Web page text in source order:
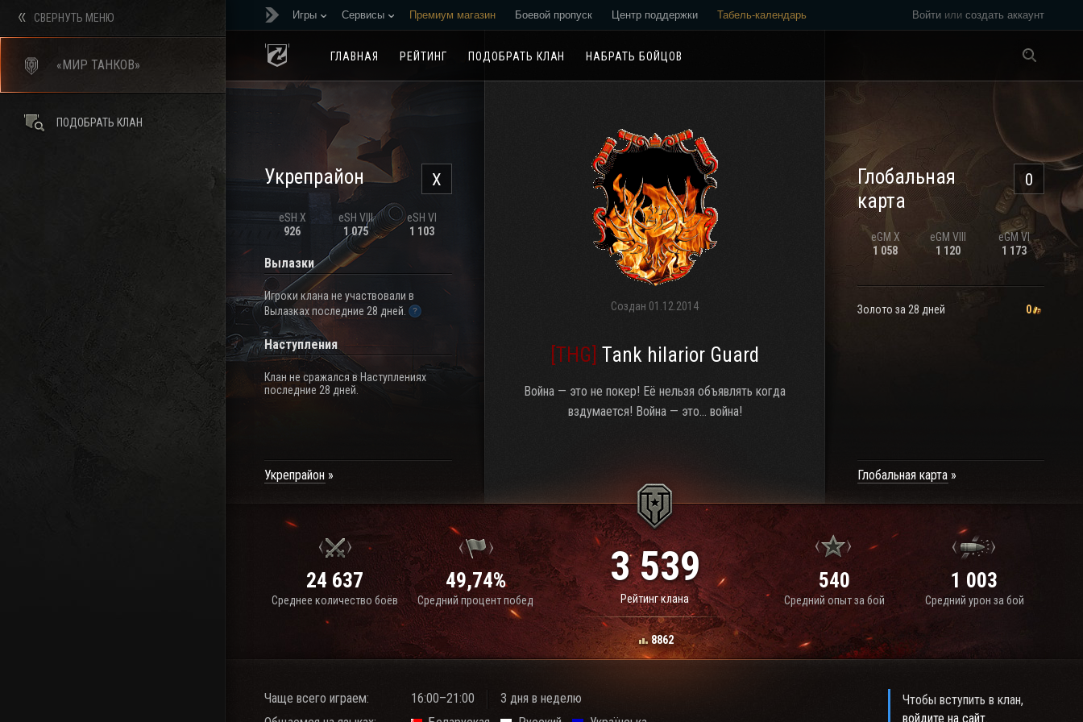
Войти или создать аккаунт
Игры Сервисы Премиум магазин Боевой пропуск Центр поддержки Табель-календарь
ГЛАВНАЯ РЕЙТИНГ ПОДОБРАТЬ КЛАН НАБРАТЬ БОЙЦОВ
X
Укрепрайон
eSH X
926
eSH VIII
1 075
eSH VI
1 103
Вылазки
Игроки клана не участвовали в
Вылазках последние 28 дней.
Наступления
Клан не сражался в Наступлениях
последние 28 дней.
Укрепрайон
Создан 01.12.2014
[THG] Tank hilarior Guard
Война — это не покер! Её нельзя объявлять когда
вздумается! Война — это... война!
0
Глобальная
карта
eGM X
1 058
eGM VIII
1 120
eGM VI
1 173
Золото за 28 дней 0
Глобальная карта
24 637
Среднее количество боёв
49,74%
Средний процент побед
3 539
Рейтинг клана
8862
540
Средний опыт за бой
1 003
Средний урон за бой
Чаще всего играем: 16:00–21:00
3 дня в неделю
Чтобы вступить в клан,
войдите на сайт.
СВЕРНУТЬ МЕНЮ
«МИР ТАНКОВ»
ПОДОБРАТЬ КЛАН